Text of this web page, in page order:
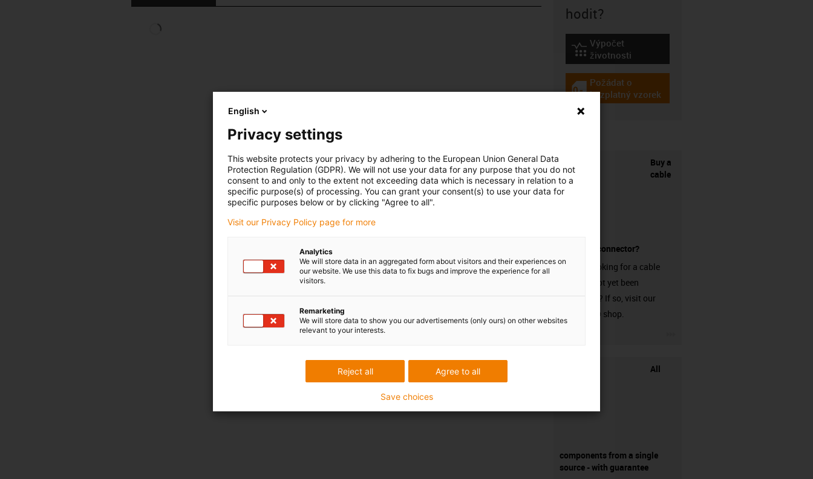
hodit?
igus-icon-lebensdauerrechner
Výpočet
životnosti
igus-icon-gratismuster
Požádat o
bezplatný vzorek
Buy a
cable
without a connector?
Are you looking for a cable
that has not yet been
harnessed? If so, visit our
chainflex® shop.
All
components from a single
source - with guarantee
English
Privacy settings
This website protects your privacy by adhering to the European Union General Data
Protection Regulation (GDPR). We will not use your data for any purpose that you do not
consent to and only to the extent not exceeding data which is necessary in relation to a
specific purpose(s) of processing. You can grant your consent(s) to use your data for
specific purposes below or by clicking "Agree to all".
Visit our Privacy Policy page for more
Analytics
We will store data in an aggregated form about visitors and their experiences on
our website. We use this data to fix bugs and improve the experience for all
visitors.
Remarketing
We will store data to show you our advertisements (only ours) on other websites
relevant to your interests.
Agree to all
Reject all
Save choices